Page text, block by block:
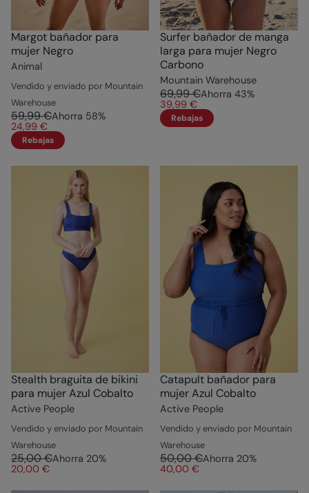
Margot bañador para
mujer Negro
Animal
Vendido y enviado por Mountain
Warehouse
59,99 €Ahorra 58%
24,99 €
Rebajas
Surfer bañador de manga
larga para mujer Negro
Carbono
Mountain Warehouse
69,99 €Ahorra 43%
39,99 €
Rebajas
Stealth braguita de bikini
para mujer Azul Cobalto
Active People
Vendido y enviado por Mountain
Warehouse
25,00 €Ahorra 20%
20,00 €
Catapult bañador para
mujer Azul Cobalto
Active People
Vendido y enviado por Mountain
Warehouse
50,00 €Ahorra 20%
40,00 €